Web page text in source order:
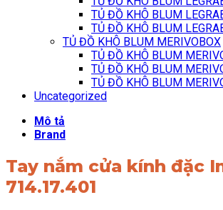
TỦ ĐỒ KHÔ BLUM
TỦ ĐỒ KHÔ BLUM
TỦ ĐỒ KHÔ BLUM MERIVOBOX
TỦ ĐỒ KHÔ BLUM
TỦ ĐỒ KHÔ BLUM
TỦ ĐỒ KHÔ BLUM
Uncategorized
Mô tả
Brand
Tay nắm cửa kính đặc
714.17.401